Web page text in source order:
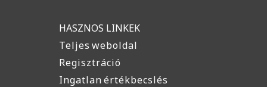
HASZNOS LINKEK
Teljes weboldal
Regisztráció
Ingatlan értékbecslés